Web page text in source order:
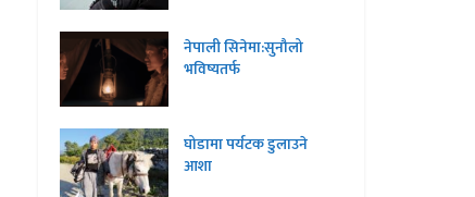
नेपाली सिनेमा:सुनौलो
भविष्यतर्फ
घोडामा पर्यटक डुलाउने
आशा